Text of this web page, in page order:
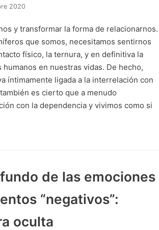
2020
y transformar la forma de relacionarnos.
que somos, necesitamos sentirnos
físico, la ternura, y en definitiva la
en nuestras vidas. De hecho,
íntimamente ligada a la interrelación con
es cierto que a menudo
con la dependencia y vivimos como si
de las emociones
“negativos”:
oculta